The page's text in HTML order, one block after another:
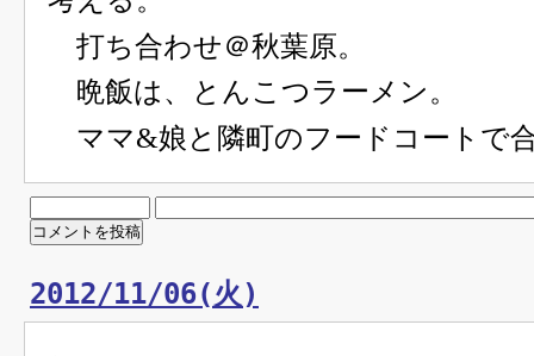
打ち合わせ＠秋葉原。
晩飯は、とんこつラーメン。
ママ&娘と隣町のフードコートで
2012/11/06(火)